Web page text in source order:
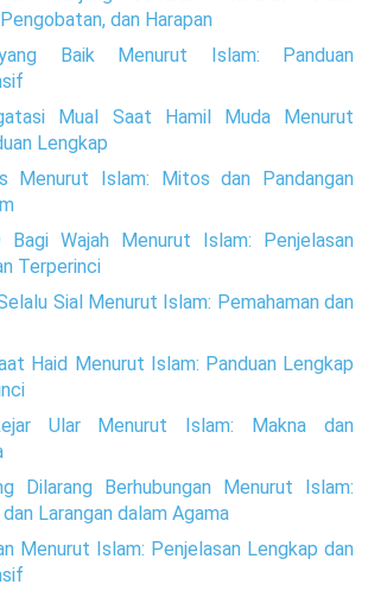
dan Harapan
Baik Menurut Islam: Panduan
Mual Saat Hamil Muda Menurut
Lengkap
Menurut Islam: Mitos dan Pandangan
Bagi Wajah Menurut Islam: Penjelasan
Terperinci
Sial Menurut Islam: Pemahaman dan
Haid Menurut Islam: Panduan Lengkap
Ular Menurut Islam: Makna dan
Dilarang Berhubungan Menurut Islam:
Larangan dalam Agama
Menurut Islam: Penjelasan Lengkap dan